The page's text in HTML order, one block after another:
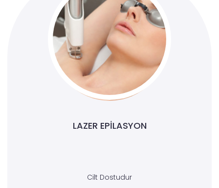
LAZER EPILASYON
Cilt Dostudur